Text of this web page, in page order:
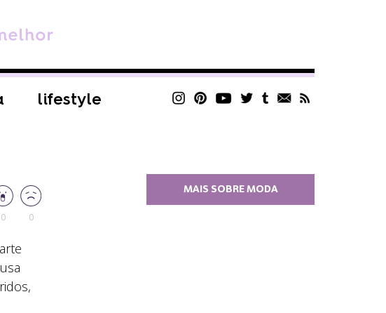
lifestyle
0 0
MAIS SOBRE MODA